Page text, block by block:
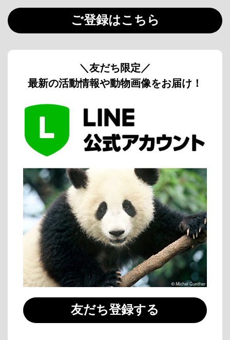
ご登録はこちら
＼友だち限定／
最新の活動情報や動物画像をお届け！
友だち登録する